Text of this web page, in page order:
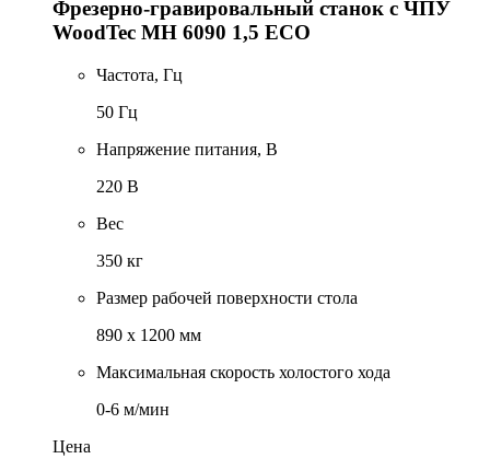
Фрезерно-гравировальный станок с ЧПУ
WoodTec MH 6090 1,5 ECO
Частота, Гц
50 Гц
Напряжение питания, В
220 В
Вес
350 кг
Размер рабочей поверхности стола
890 х 1200 мм
Максимальная скорость холостого хода
0-6 м/мин
Цена